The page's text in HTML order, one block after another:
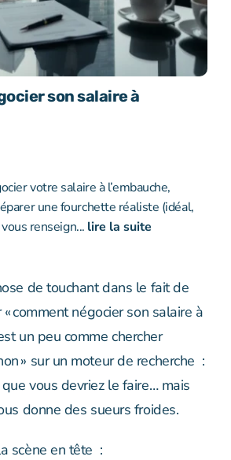
son salaire à
votre salaire à l’embauche,
une fourchette réaliste (idéal,
renseign... lire la suite
de touchant dans le fait de
comment négocier son salaire à
un peu comme chercher
» sur un moteur de recherche :
vous devriez le faire… mais
donne des sueurs froides.
scène en tête :